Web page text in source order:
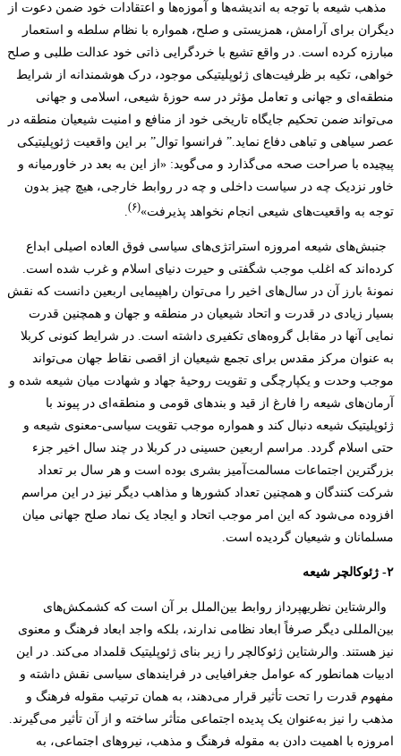
مذهب شیعه با توجه به اندیشه‌ها و آموزه‌ها و اعتقادات خود ضمن دعوت از
دیگران برای آرامش، همزیستی و صلح، همواره با نظام سلطه و استعمار
مبارزه کرده است. در واقع تشیع با خردگرایی ذاتی خود عدالت طلبی و صلح
خواهی، تکیه بر ظرفیت‌های ژئوپلیتیکی موجود، درک هوشمندانه از شرایط
منطقه‌ای و جهانی و تعامل مؤثر در سه حوزۀ شیعی، اسلامی و جهانی
می‌تواند ضمن تحکیم جایگاه تاریخی خود از منافع و امنیت شیعیان منطقه در
عصر سیاهی و تباهی دفاع نماید.” فرانسوا توال” بر این واقعیت ژئوپلیتیکی
پیچیده با صراحت صحه می‌گذارد و می‌گوید: «از این به بعد در خاورمیانه و
خاور نزدیک چه در سیاست داخلی و چه در روابط خارجی، هیچ چیز بدون
توجه به واقعیت‌های شیعی انجام نخواهد پذیرفت»(۶) .
جنبش‌های شیعه امروزه استراتژی‌های سیاسی فوق العاده اصیلی ابداع
کرده‌اند که اغلب موجب شگفتی و حیرت دنیای اسلام و غرب شده است.
نمونۀ بارز آن در سال‌های اخیر را می‌توان راهپیمایی اربعین دانست که نقش
بسیار زیادی در قدرت و اتحاد شیعیان در منطقه و جهان و همچنین قدرت
نمایی آن­ها در مقابل گروه‌های تکفیری داشته است. در شرایط کنونی کربلا
به عنوان مرکز مقدس برای تجمع شیعیان از اقصی نقاط جهان می‌تواند
موجب وحدت و یکپارچگی و تقویت روحیۀ جهاد و شهادت میان شیعه شده و
آرمان‌های شیعه را فارغ از قید و بندهای قومی و منطقه‌ای در پیوند با
ژئوپلیتیک شیعه دنبال کند و همواره موجب تقویت سیاسی-معنوی شیعه و
حتی اسلام گردد. مراسم اربعین حسینی در کربلا در چند سال اخیر جزء
بزرگترین اجتماعات مسالمت‌­آمیز بشری بوده است و هر سال بر تعداد
شرکت‌ کنندگان و همچنین تعداد کشورها و مذاهب دیگر نیز در این مراسم
افزوده می‌شود که این امر موجب اتحاد و ایجاد یک نماد صلح جهانی میان
مسلمانان و شیعیان گردیده است.
۲- ژئوکالچر شیعه
والرشتاین نظریه­پرداز روابط بین‌الملل بر آن است که کشمکش‌های
بین‌المللی دیگر صرفاً ابعاد نظامی ندارند، بلکه واجد ابعاد فرهنگ و معنوی
نیز هستند. والرشتاین ژئوکالچر را زیر بنای ژئوپلیتیک قلمداد می‌کند. در این
ادبیات همانطور که عوامل جغرافیایی در فرایندهای سیاسی نقش داشته و
مفهوم قدرت را تحت تأثیر قرار می‌دهند، به همان ترتیب مقوله فرهنگ و
مذهب را نیز به‌عنوان یک پدیده اجتماعی متأثر ساخته و از آن تأثیر می‌گیرند.
امروزه با اهمیت دادن به مقوله فرهنگ و مذهب، نیروهای اجتماعی، به